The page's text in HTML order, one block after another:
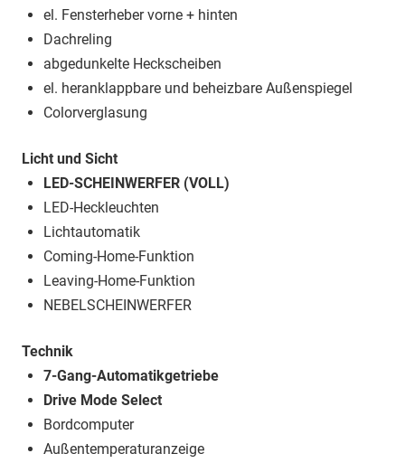
el. Fensterheber vorne + hinten
Dachreling
abgedunkelte Heckscheiben
el. heranklappbare und beheizbare Außenspiegel
Colorverglasung
Licht und Sicht
LED-SCHEINWERFER (VOLL)
LED-Heckleuchten
Lichtautomatik
Coming-Home-Funktion
Leaving-Home-Funktion
NEBELSCHEINWERFER
Technik
7-Gang-Automatikgetriebe
Drive Mode Select
Bordcomputer
Außentemperaturanzeige